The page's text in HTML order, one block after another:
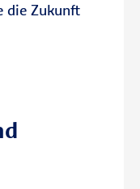
die Zukunft